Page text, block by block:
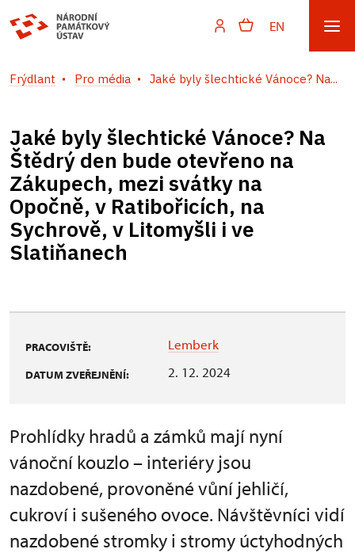
EN
Frýdlant Pro média Jaké byly šlechtické Vánoce? Na...
Jaké byly šlechtické Vánoce? Na
Štědrý den bude otevřeno na
Zákupech, mezi svátky na
Opočně, v Ratibořicích, na
Sychrově, v Litomyšli i ve
Slatiňanech
PRACOVIŠTĚ: Lemberk
DATUM ZVEŘEJNĚNÍ: 2. 12. 2024
Prohlídky hradů a zámků mají nyní
vánoční kouzlo – interiéry jsou
nazdobené, provoněné vůní jehličí,
cukroví i sušeného ovoce. Návštěvníci vidí
nazdobené stromky i stromy úctyhodných